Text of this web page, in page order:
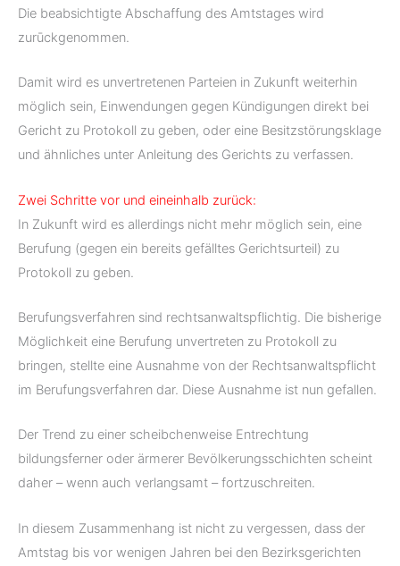
Die beabsichtigte Abschaffung des Amtstages wird
zurūckgenommen.
Damit wird es unvertretenen Parteien in Zukunft weiterhin
möglich sein, Einwendungen gegen Kündigungen direkt bei
Gericht zu Protokoll zu geben, oder eine Besitzstörungsklage
und ähnliches unter Anleitung des Gerichts zu verfassen.
Zwei Schritte vor und eineinhalb zurück:
In Zukunft wird es allerdings nicht mehr möglich sein, eine
Berufung (gegen ein bereits gefälltes Gerichtsurteil) zu
Protokoll zu geben.
Berufungsverfahren sind rechtsanwaltspflichtig. Die bisherige
Möglichkeit eine Berufung unvertreten zu Protokoll zu
bringen, stellte eine Ausnahme von der Rechtsanwaltspflicht
im Berufungsverfahren dar. Diese Ausnahme ist nun gefallen.
Der Trend zu einer scheibchenweise Entrechtung
bildungsferner oder ärmerer Bevölkerungsschichten scheint
daher – wenn auch verlangsamt – fortzuschreiten.
In diesem Zusammenhang ist nicht zu vergessen, dass der
Amtstag bis vor wenigen Jahren bei den Bezirksgerichten